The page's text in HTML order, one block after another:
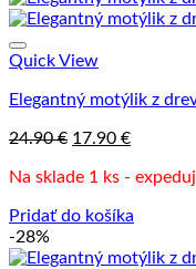
Quick View
Elegantný motýlik z
24.90€ Pôvodná
bola:
17.90 €Aktuálna
je:
Na sklade 1 ks -
Pridať do košíka
-28%